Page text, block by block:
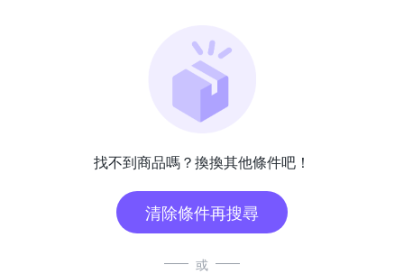
找不到商品嗎？換換其他條件吧！
清除條件再搜尋
或